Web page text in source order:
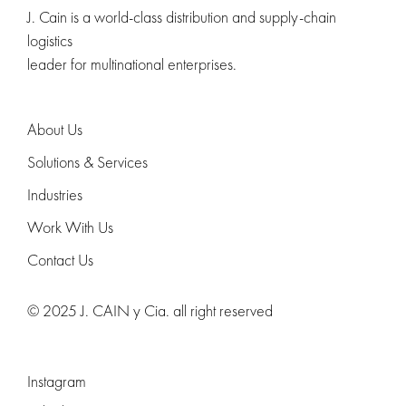
J. Cain is a world-class distribution and supply-chain
logistics
leader for multinational enterprises.
About Us
Solutions & Services
Industries
Work With Us
Contact Us
© 2025 J. CAIN y Cia. all right reserved
Instagram